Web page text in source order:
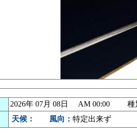
2026年 07月 08日 AM 00:00 種
天候： 風向： 特定出来ず